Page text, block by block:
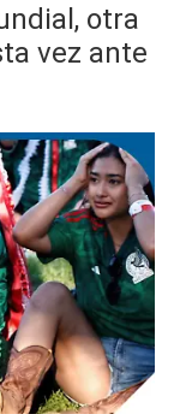
otra
vez ante